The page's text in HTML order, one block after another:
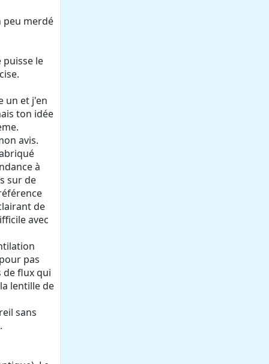
peu merdé
le
un et j'en
ton idée
avis.
à
sur de
de
avec
pas
de flux qui
lentille de
sans